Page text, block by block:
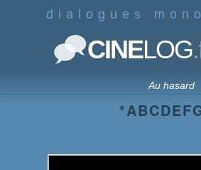
dialogues
CINELOG
Au hasard
*ABCDEF